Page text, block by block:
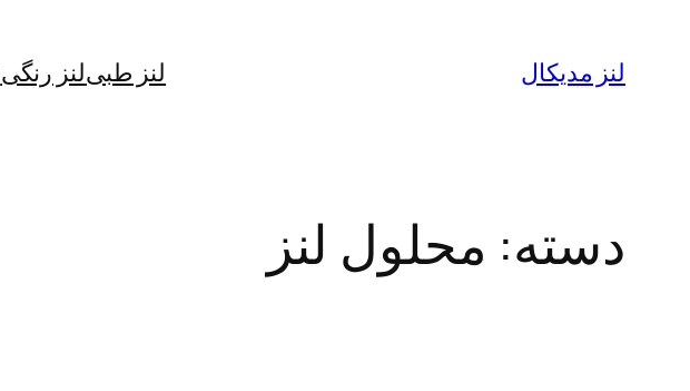
لنز مدیکال لنز طبیلنز رنگی
دسته: محلول لنز